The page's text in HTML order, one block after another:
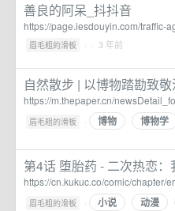
善良的阿呆_抖抖音
https://page.iesdouyin.com/traffic-
眉毛粗的滑板 · · 3 年前
自然散步 | 以博物踏勘致
https://m.thepaper.cn/
眉毛粗的滑板 · 博物 博物学
第4话 堕胎药 - 二次热恋
https://cn.kukuc.co/comic/
眉毛粗的滑板 · 小说 动漫